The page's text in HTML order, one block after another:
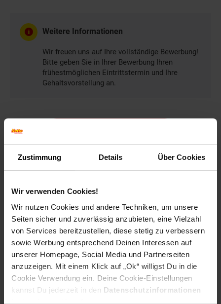
Zustimmung Details Über Cookies
Wir verwenden Cookies!
Wir nutzen Cookies und andere Techniken, um unsere
Seiten sicher und zuverlässig anzubieten, eine Vielzahl
von Services bereitzustellen, diese stetig zu verbessern
sowie Werbung entsprechend Deinen Interessen auf
unserer Homepage, Social Media und Partnerseiten
anzuzeigen. Mit einem Klick auf „Ok“ willigst Du in die
Cookie Verwendung ein. Deine Cookie-Einstellungen
kannst Du jederzeit in den Datenschutzinformationen
ändern bzw. widerrufen.
Weitere Informationen
Wir freuen uns auf Ihre vollständige Bewerbung!
Bitte geben Sie in Ihrer Bewerbung Ihren
frühestmöglichen Eintrittstermin und Ihre
Gehaltsvorstellung an.
Hinweis: Aus Gründen der leichteren Lesbarkeit verwenden
wir im Textverlauf die männliche Form der Anrede.
Selbstverständlich sind bei Netto Menschen jeder